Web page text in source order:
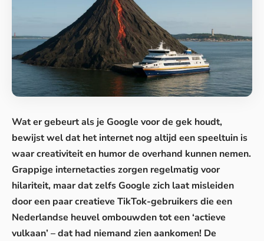
Wat er gebeurt als je Google voor de gek houdt,
bewijst wel dat het internet nog altijd een speeltuin is
waar creativiteit en humor de overhand kunnen nemen.
Grappige internetacties zorgen regelmatig voor
hilariteit, maar dat zelfs Google zich laat misleiden
door een paar creatieve TikTok-gebruikers die een
Nederlandse heuvel ombouwden tot een ‘actieve
vulkaan’ – dat had niemand zien aankomen! De